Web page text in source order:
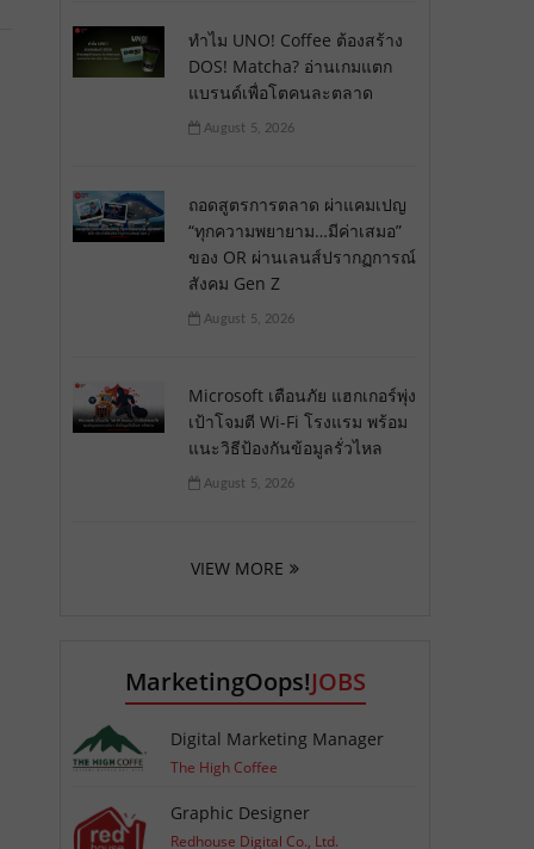
ทำไม UNO! Coffee ต้องสร้าง
DOS! Matcha? อ่านเกมแตก
แบรนด์เพื่อโตคนละตลาด
August 5, 2026
ถอดสูตรการตลาด ผ่าแคมเปญ
“ทุกความพยายาม…มีค่าเสมอ”
ของ OR ผ่านเลนส์ปรากฏการณ์
สังคม Gen Z
August 5, 2026
Microsoft เตือนภัย แฮกเกอร์พุ่ง
เป้าโจมตี Wi-Fi โรงแรม พร้อม
แนะวิธีป้องกันข้อมูลรั่วไหล
August 5, 2026
VIEW MORE
MarketingOops!JOBS
Digital Marketing Manager
The High Coffee
Graphic Designer
Redhouse Digital Co., Ltd.